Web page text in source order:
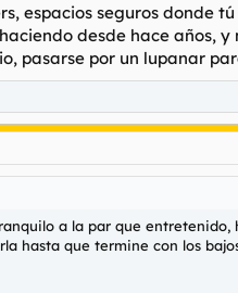
espacios seguros donde
desde hace años,
pasarse por un lupanar
a la par que entretenido,
hasta que termine con los